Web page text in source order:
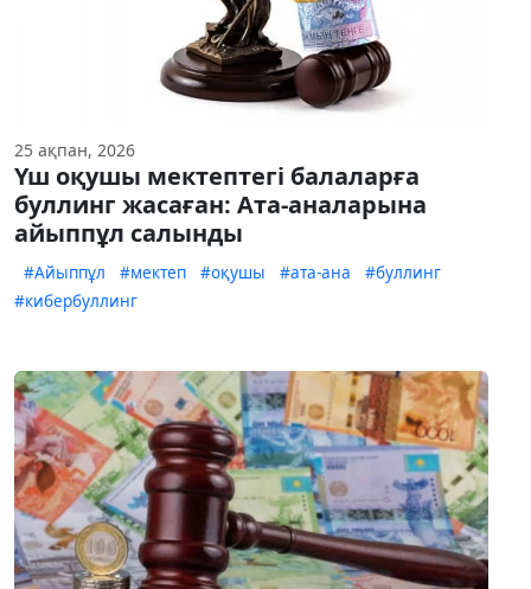
25 ақпан, 2026
Үш оқушы мектептегі балаларға
буллинг жасаған: Ата-аналарына
айыппұл салынды
#Айыппұл #мектеп #оқушы #ата-ана
#буллинг
#кибербуллинг